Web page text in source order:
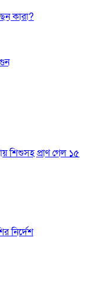
কারা?
শিশুসহ প্রাণ গেল ১৫
নির্দেশ